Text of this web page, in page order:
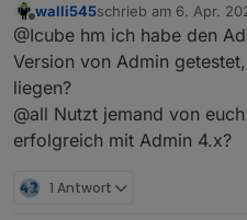
NPM 6.13.4
Admin 4.0.5
js-controller 2.2.9
System läuft auf einer
Offline
walli545schrieb am 6. Apr.
zuletzt editiert von
@Icube hm ich habe den
Version von Admin
liegen?
@all Nutzt jemand von
erfolgreich mit Admin 4.x?
1 Antwort